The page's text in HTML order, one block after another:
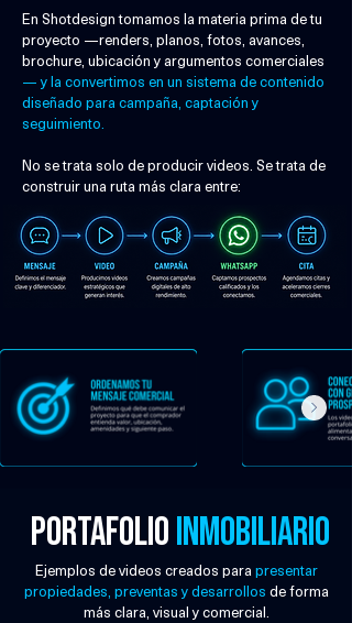
En Shotdesign tomamos la materia prima de tu
proyecto —renders, planos, fotos, avances,
brochure, ubicación y argumentos comerciales
— y la convertimos en un sistema de contenido
diseñado para campaña, captación y
seguimiento.
No se trata solo de producir videos. Se trata de
construir una ruta más clara entre:
portafolioinmobiliario
Ejemplos de videos creados para presentar
propiedades, preventas y desarrollos de forma
más clara, visual y comercial.